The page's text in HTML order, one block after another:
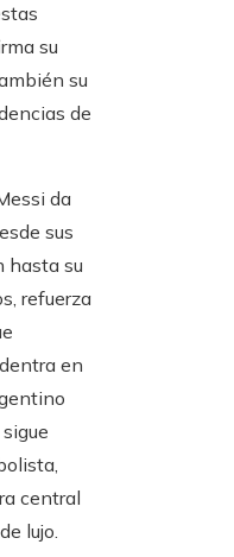
su
su
de
da
sus
hasta su
refuerza
en
central
lujo.